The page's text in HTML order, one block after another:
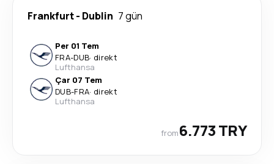
Frankfurt- Dublin 7 gün
Per 01 Tem
FRA-DUB· direkt
Lufthansa
Çar 07 Tem
DUB-FRA· direkt
Lufthansa
from6.773 TRY